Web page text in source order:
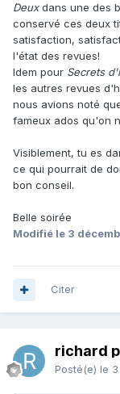
Deuxdans une des
conservé ces deux
satisfaction,
l'état des revues!
Idem pour Secrets
les autres revues
nous avions noté
fameux ados qu'on
Visiblement, tu es
ce qui pourrait de
bon conseil.
Belle soirée
Modifié le 3
Citer
richard
Posté(e) le